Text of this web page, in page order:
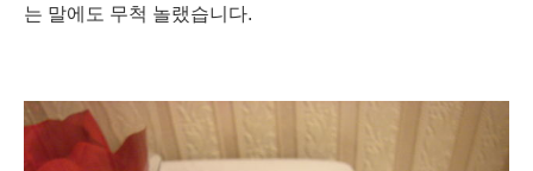
는 말에도 무척 놀랬습니다.